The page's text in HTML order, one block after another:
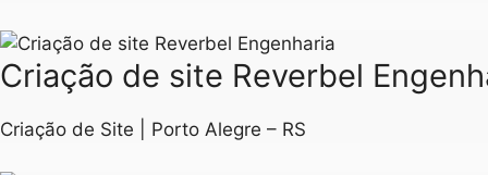
Criação de site Reverbel
Criação de Site | Porto Alegre – RS